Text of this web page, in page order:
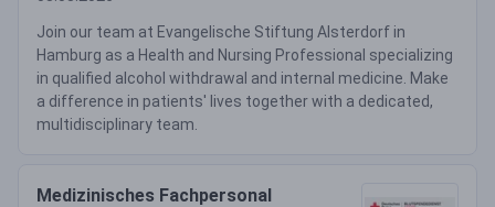
Join our team at Evangelische Stiftung Alsterdorf in
Hamburg as a Health and Nursing Professional specializing
in qualified alcohol withdrawal and internal medicine. Make
a difference in patients' lives together with a dedicated,
multidisciplinary team.
Medizinisches Fachpersonal